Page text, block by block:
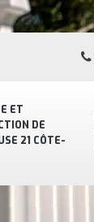
ET
DE
21 CÔTE-